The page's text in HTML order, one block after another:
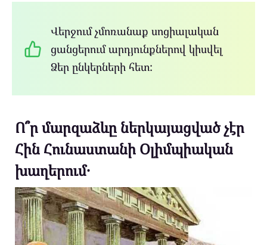
Վերջում չմոռանաք սոցիալական
ցանցերում արդյունքներով կիսվել
Ձեր ընկերների հետ:
Ո՞ր մարզաձևը ներկայացված չէր
Հին Հունաստանի Օլիմպիական
խաղերում․